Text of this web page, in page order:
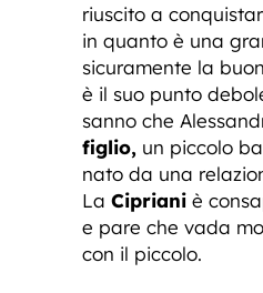
riuscito a
in quanto è una
sicuramente la
è il suo punto
sanno che
figlio, un piccolo
nato da una
La Cipriani è
e pare che vada
con il piccolo.